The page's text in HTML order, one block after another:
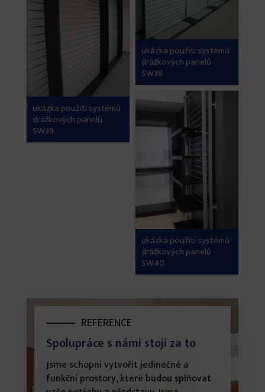
ukázka použití systémů
drážkových panelů
SW38
ukázka použití systémů
drážkových panelů
SW39
ukázka použití systémů
drážkových panelů
SW40
REFERENCE
Spolupráce s námi stojí za to
Jsme schopni vytvořit jedinečné a
funkční prostory, které budou splňovat